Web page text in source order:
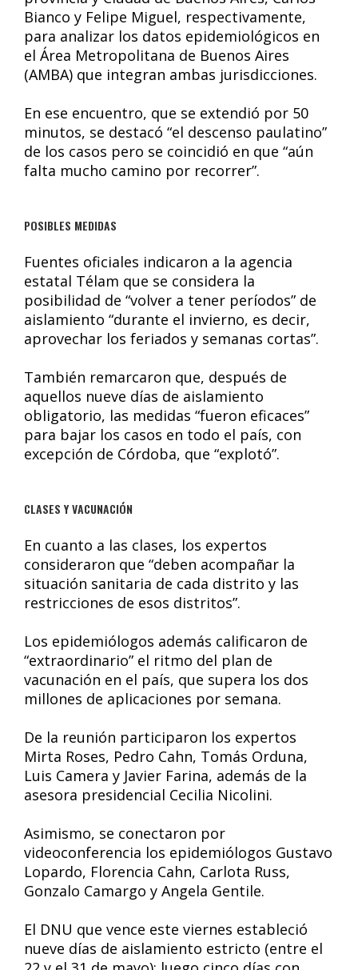
Bianco y Felipe Miguel, respectivamente,
para analizar los datos epidemiológicos en
el Área Metropolitana de Buenos Aires
(AMBA) que integran ambas jurisdicciones.
En ese encuentro, que se extendió por 50
minutos, se destacó “el descenso paulatino”
de los casos pero se coincidió en que “aún
falta mucho camino por recorrer”.
POSIBLES MEDIDAS
Fuentes oficiales indicaron a la agencia
estatal Télam que se considera la
posibilidad de “volver a tener períodos” de
aislamiento “durante el invierno, es decir,
aprovechar los feriados y semanas cortas”.
También remarcaron que, después de
aquellos nueve días de aislamiento
obligatorio, las medidas “fueron eficaces”
para bajar los casos en todo el país, con
excepción de Córdoba, que “explotó”.
CLASES Y VACUNACIÓN
En cuanto a las clases, los expertos
consideraron que “deben acompañar la
situación sanitaria de cada distrito y las
restricciones de esos distritos”.
Los epidemiólogos además calificaron de
“extraordinario” el ritmo del plan de
vacunación en el país, que supera los dos
millones de aplicaciones por semana.
De la reunión participaron los expertos
Mirta Roses, Pedro Cahn, Tomás Orduna,
Luis Camera y Javier Farina, además de la
asesora presidencial Cecilia Nicolini.
Asimismo, se conectaron por
videoconferencia los epidemiólogos Gustavo
Lopardo, Florencia Cahn, Carlota Russ,
Gonzalo Camargo y Angela Gentile.
El DNU que vence este viernes estableció
nueve días de aislamiento estricto (entre el